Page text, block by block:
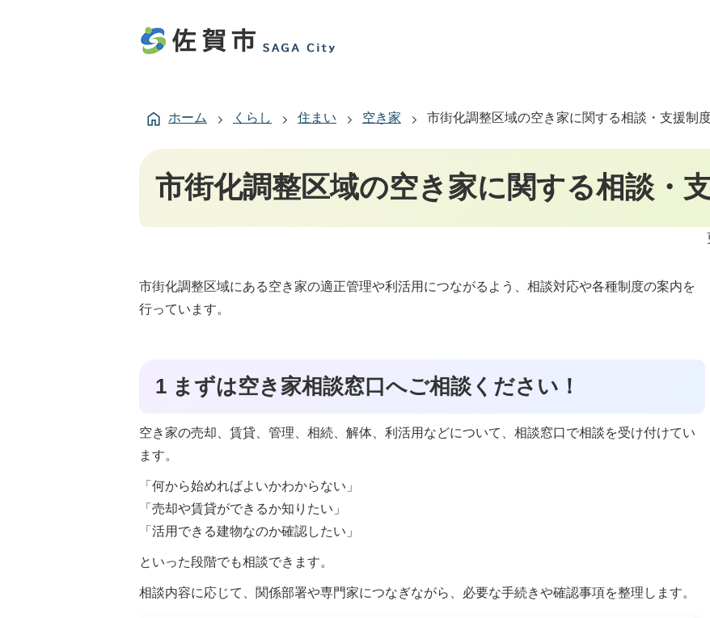
ホーム くらし 住まい 空き家 市街化調整区域の空き家に関する相談・支援制
市街化調整区域の空き家に関する相談・
市街化調整区域にある空き家の適正管理や利活用につながるよう、相談対応や各種制度の案内を
行っています。
1 まずは空き家相談窓口へご相談ください！
空き家の売却、賃貸、管理、相続、解体、利活用などについて、相談窓口で相談を受け付けてい
ます。
「何から始めればよいかわからない」
「売却や賃貸ができるか知りたい」
「活用できる建物なのか確認したい」
といった段階でも相談できます。
相談内容に応じて、関係部署や専門家につなぎながら、必要な手続きや確認事項を整理します。